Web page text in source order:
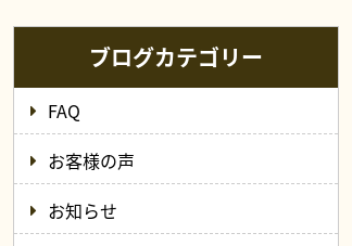
ブログカテゴリー
FAQ
お客様の声
お知らせ